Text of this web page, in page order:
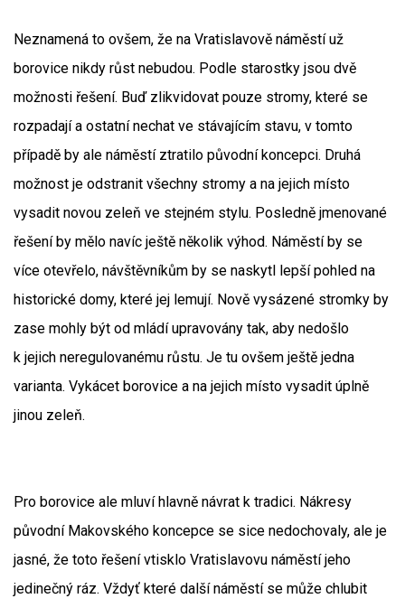
Neznamená to ovšem, že na Vratislavově náměstí už
borovice nikdy růst nebudou. Podle starostky jsou dvě
možnosti řešení. Buď zlikvidovat pouze stromy, které se
rozpadají a ostatní nechat ve stávajícím stavu, v tomto
případě by ale náměstí ztratilo původní koncepci. Druhá
možnost je odstranit všechny stromy a na jejich místo
vysadit novou zeleň ve stejném stylu. Posledně jmenované
řešení by mělo navíc ještě několik výhod. Náměstí by se
více otevřelo, návštěvníkům by se naskytl lepší pohled na
historické domy, které jej lemují. Nově vysázené stromky by
zase mohly být od mládí upravovány tak, aby nedošlo
k jejich neregulovanému růstu. Je tu ovšem ještě jedna
varianta. Vykácet borovice a na jejich místo vysadit úplně
jinou zeleň.
Pro borovice ale mluví hlavně návrat k tradici. Nákresy
původní Makovského koncepce se sice nedochovaly, ale je
jasné, že toto řešení vtisklo Vratislavovu náměstí jeho
jedinečný ráz. Vždyť které další náměstí se může chlubit